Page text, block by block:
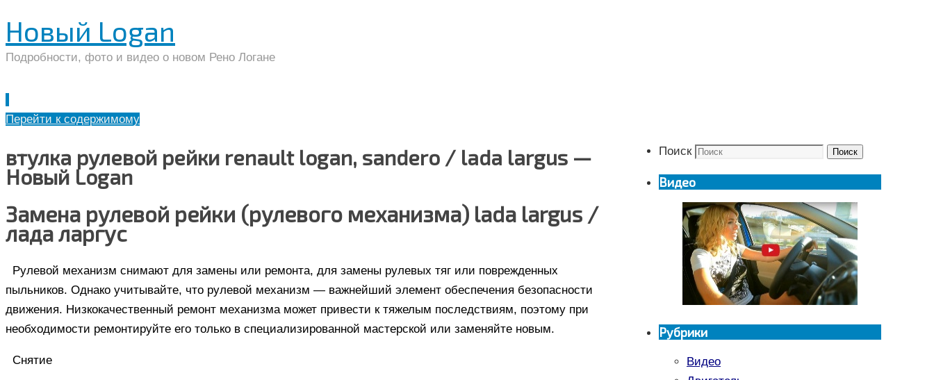
Новый Logan
Подробности, фото и видео о новом Рено Логане
Перейти к содержимому
втулка рулевой рейки renault logan, sandero / lada largus —
Новый Logan
Замена рулевой рейки (рулевого механизма) lada largus /
лада ларгус
Рулевой механизм снимают для замены или ремонта, для замены рулевых тяг или поврежденных
пыльников. Однако учитывайте, что рулевой механизм — важнейший элемент обеспечения безопасности
движения. Низкокачественный ремонт механизма может привести к тяжелым последствиям, поэтому при
необходимости ремонтируйте его только в специализированной мастерской или заменяйте новым.
Снятие
Поиск Поиск
Видео
Рубрики
Видео